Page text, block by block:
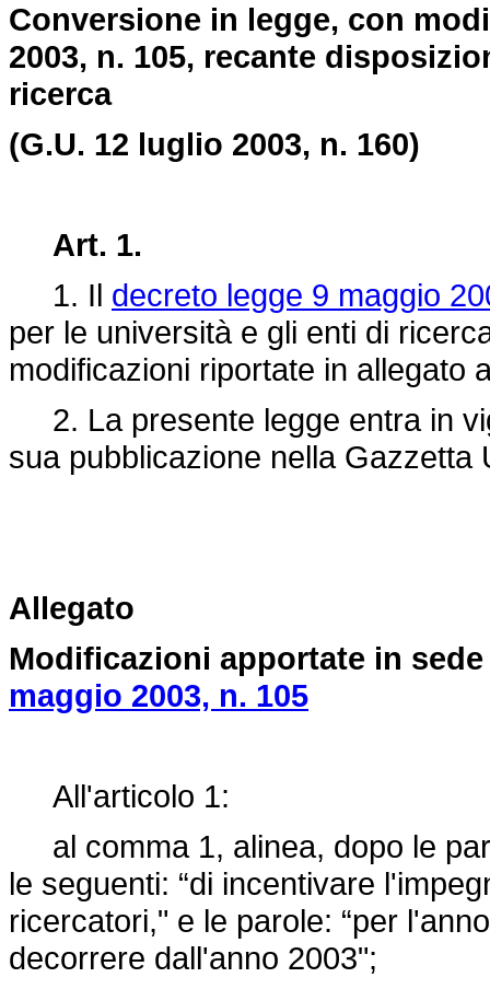
Conversione in legge, con
2003, n. 105, recante
ricerca
(G.U. 12 luglio 2003, n. 160)
Art. 1.
1. Il decreto legge 9 maggio
per le università e gli enti di
modificazioni riportate in allegato
2. La presente legge entra in
sua pubblicazione nella Gazzetta
Allegato
Modificazioni apportate in
maggio 2003, n. 105
All'articolo 1:
al comma 1, alinea, dopo le
le seguenti: “di incentivare
ricercatori," e le parole: “per
decorrere dall'anno 2003";